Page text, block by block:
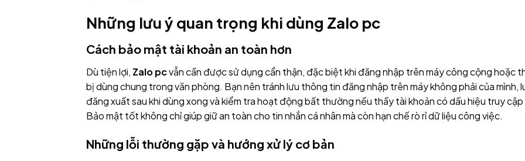
Những lưu ý quan trọng khi dùng Zalo pc
Cách bảo mật tài khoản an toàn hơn
Dù tiện lợi, Zalo pcvẫn cần được sử dụng cẩn thận, đặc biệt khi đăng nhập trên máy công cộng hoặc
bị dùng chung trong văn phòng. Bạn nên tránh lưu thông tin đăng nhập trên máy không phải của mình,
đăng xuất sau khi dùng xong và kiểm tra hoạt động bất thường nếu thấy tài khoản có dấu hiệu truy cập
Bảo mật tốt không chỉ giúp giữ an toàn cho tin nhắn cá nhân mà còn hạn chế rò rỉ dữ liệu công việc.
Những lỗi thường gặp và hướng xử lý cơ bản